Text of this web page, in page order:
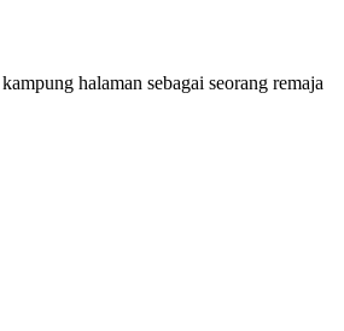
halaman sebagai seorang remaja